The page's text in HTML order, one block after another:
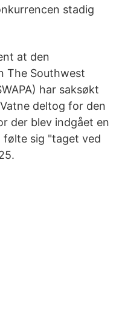
stadig
at den
The Southwest
har saksøkt
deltog for den
der blev indgået en
følte sig "taget ved